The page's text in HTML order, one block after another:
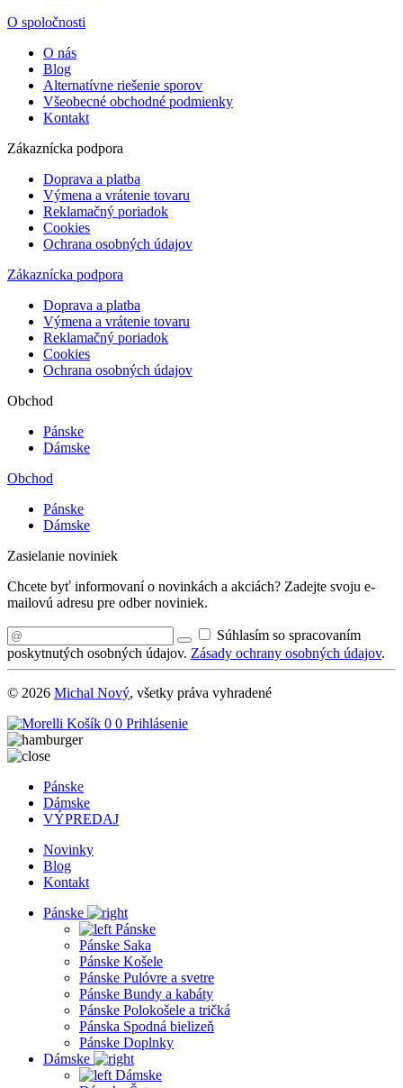
O spoločnosti
O nás
Blog
Alternatívne riešenie sporov
Všeobecné obchodné podmienky
Kontakt
Zákaznícka podpora
Doprava a platba
Výmena a vrátenie tovaru
Reklamačný poriadok
Cookies
Ochrana osobných údajov
Zákaznícka podpora
Doprava a platba
Výmena a vrátenie tovaru
Reklamačný poriadok
Cookies
Ochrana osobných údajov
Obchod
Pánske
Dámske
Obchod
Pánske
Dámske
Zasielanie noviniek
Chcete byť informovaní o novinkách a akciách? Zadejte svoju e-
mailovú adresu pre odber noviniek.
Súhlasím so spracovaním
poskytnutých osobných údajov. Zásady ochrany osobných údajov.
© 2026 Michal Nový, všetky práva vyhradené
Košík 0 0 Prihlásenie
Pánske
Dámske
VÝPREDAJ
Novinky
Blog
Kontakt
Pánske
Pánske
Pánske Saka
Pánske Košele
Pánske Pulóvre a svetre
Pánske Bundy a kabáty
Pánske Polokošele a tričká
Pánska Spodná bielizeň
Pánske Doplnky
Dámske
Dámske